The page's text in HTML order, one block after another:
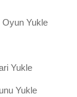
Oyun Yukle
Yukle
Yukle